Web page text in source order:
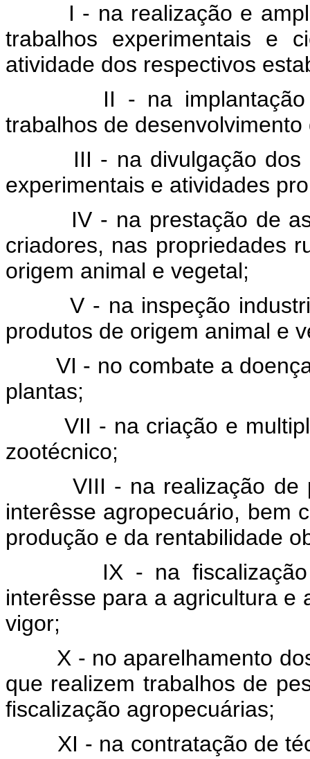
I - na realização e
trabalhos experimentais e
atividade dos respectivos
II - na
trabalhos de
III - na divulgação dos
experimentais e atividades
IV - na prestação de
criadores, nas propriedades
origem animal e vegetal;
V - na inspeção
produtos de origem animal e
VI - no combate a
plantas;
VII - na criação e
zootécnico;
VIII - na realização de
interêsse agropecuário, bem
produção e da rentabilidade
IX - na
interêsse para a agricultura e
vigor;
X - no aparelhamento
que realizem trabalhos de
fiscalização agropecuárias;
XI - na contratação de